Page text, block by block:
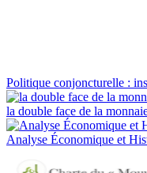
Politique conjoncturelle :
la double face de la
Analyse Économique et